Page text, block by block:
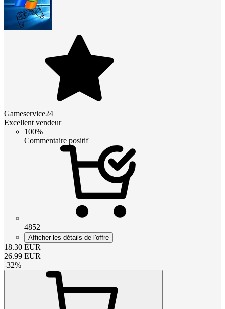
Gameservice24
Excellent vendeur
100%
Commentaire positif
4852
Afficher les détails de l'offre
18.30 EUR
26.99 EUR
-32%